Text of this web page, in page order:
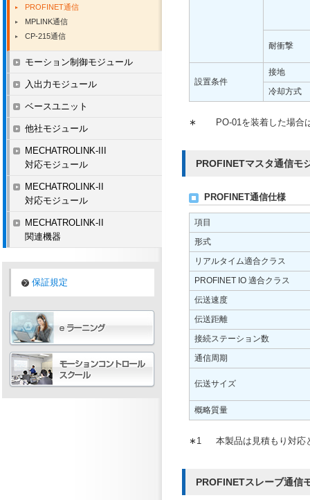
耐衝撃
設置条件
接地
冷却方式
∗ PO-01を装着した場
PROFINETマスタ通信モ
PROFINET通信仕様
項目
形式
リアルタイム適合クラス
PROFINET IO 適合クラス
伝送速度
伝送距離
接続ステーション数
通信周期
伝送サイズ
概略質量
∗1 本製品は見積もり対応
PROFINETスレーブ通信
PROFINET通信
MPLINK通信
CP-215通信
モーション制御モジュール
入出力モジュール
ベースユニット
他社モジュール
MECHATROLINK-III
対応モジュール
MECHATROLINK-II
対応モジュール
MECHATROLINK-II
関連機器
保証規定